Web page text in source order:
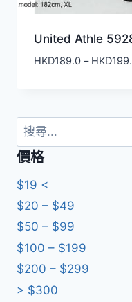
United Athle
HKD189.0 – HKD
搜
尋
關
鍵
字:
價格
$19 <
$20 – $49
$50 – $99
$100 – $199
$200 – $299
> $300